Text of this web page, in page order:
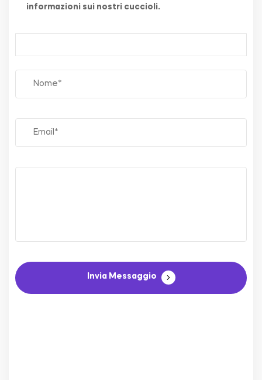
informazioni sui nostri cuccioli.
Invia Messaggio